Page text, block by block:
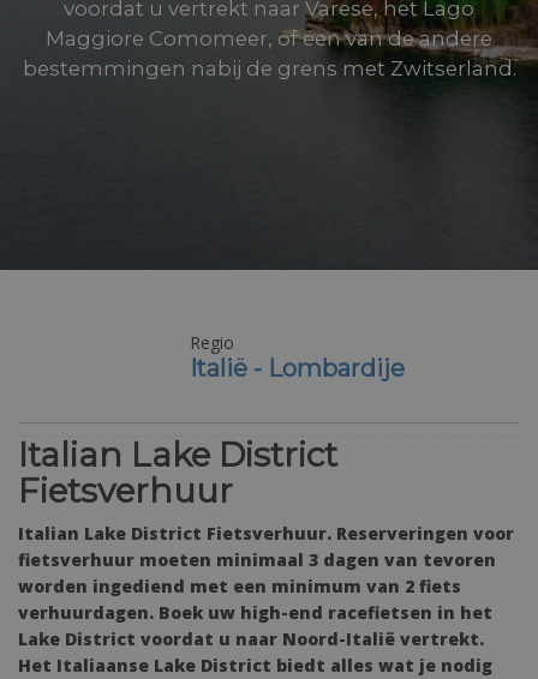
voordat u vertrekt naar Varese, het Lago
Maggiore Comomeer, of een van de andere
bestemmingen nabij de grens met Zwitserland.
Regio
Italië - Lombardije
Italian Lake District
Fietsverhuur
Italian Lake District Fietsverhuur. Reserveringen voor
fietsverhuur moeten minimaal 3 dagen van tevoren
worden ingediend met een minimum van 2 fiets
verhuurdagen. Boek uw high-end racefietsen in het
Lake District voordat u naar Noord-Italië vertrekt.
Het Italiaanse Lake District biedt alles wat je nodig